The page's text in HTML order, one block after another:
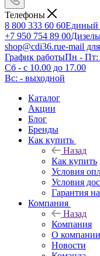
Телефоны
8 800 333 60 60Единый
+7 950 754 89 00
shop@cdi36.rue-mail
График работыПн - Пт:
Сб - с 10.00 до 17.00
Вс: - выходной
Каталог
Акции
Блог
Бренды
Как купить
Назад
Как купить
Условия
Условия
Гарантия
Компания
Назад
Компания
О компании
Новости